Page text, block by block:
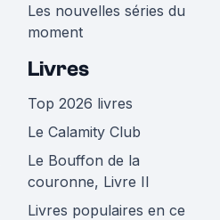
Les nouvelles séries du
moment
Livres
Top 2026 livres
Le Calamity Club
Le Bouffon de la
couronne, Livre II
Livres populaires en ce